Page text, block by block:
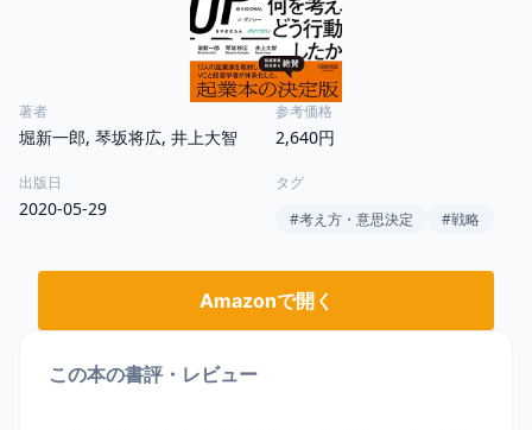
著者
堀新一郎, 琴坂将広, 井上大智
参考価格
2,640円
出版日
2020-05-29
タグ
#考え方・意思決定 #戦略
Amazonで開く
この本の書評・レビュー